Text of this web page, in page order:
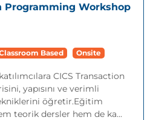
Programming Workshop
Based Onsite
CICS Transaction
yapısını ve verimli
öğretir.Eğitim
teorik dersler hem de ka...